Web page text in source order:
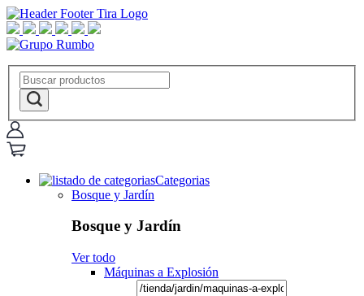
Categorias
Bosque y Jardín
Bosque y Jardín
Ver todo
Máquinas a Explosión